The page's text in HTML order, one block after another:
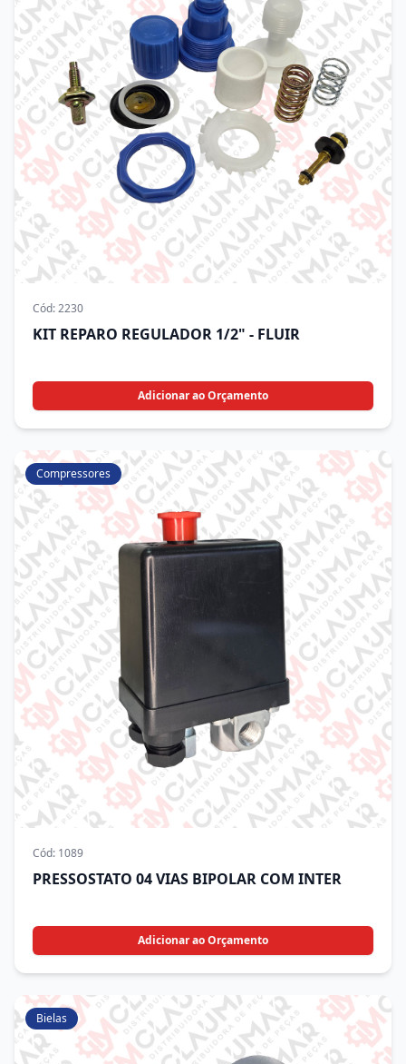
Cód:2230
KIT REPARO REGULADOR 1/2" - FLUIR
Adicionar ao Orçamento
Compressores
Cód: 1089
PRESSOSTATO 04 VIAS BIPOLAR COM INTER
Adicionar ao Orçamento
Bielas